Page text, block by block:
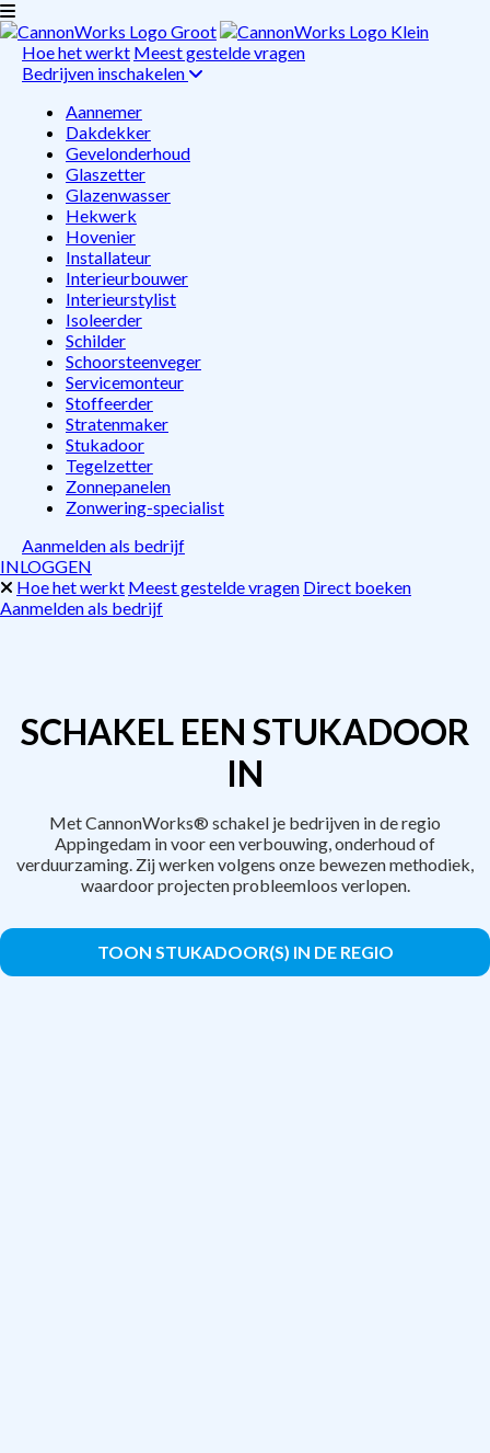
Hoe het werkt Meest gestelde vragen
Bedrijven inschakelen
Aannemer
Dakdekker
Gevelonderhoud
Glaszetter
Glazenwasser
Hekwerk
Hovenier
Installateur
Interieurbouwer
Interieurstylist
Isoleerder
Schilder
Schoorsteenveger
Servicemonteur
Stoffeerder
Stratenmaker
Stukadoor
Tegelzetter
Zonnepanelen
Zonwering-specialist
Aanmelden als bedrijf
INLOGGEN
Hoe het werkt Meest gestelde vragen Direct boeken
Aanmelden als bedrijf
SCHAKEL EEN STUKADOOR
IN
Met CannonWorks® schakel je bedrijven in de regio
Appingedam in voor een verbouwing, onderhoud of
verduurzaming. Zij werken volgens onze bewezen methodiek,
waardoor projecten probleemloos verlopen.
TOON STUKADOOR(S) IN DE REGIO